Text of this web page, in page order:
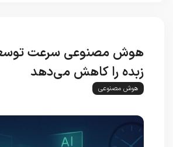
هوش مصنوعی سرعت
زبده را کاهش می‌دهد
هوش مصنوعی